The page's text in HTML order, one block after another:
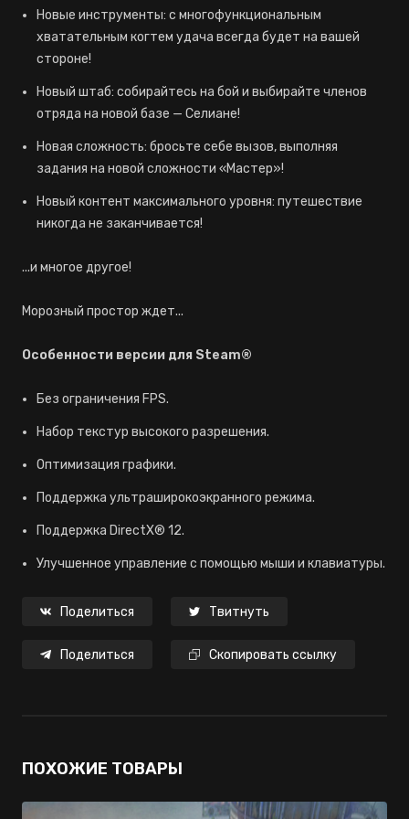
Новые инструменты: с многофункциональным
хватательным когтем удача всегда будет на вашей
стороне!
Новый штаб: собирайтесь на бой и выбирайте членов
отряда на новой базе — Селиане!
Новая сложность: бросьте себе вызов, выполняя
задания на новой сложности «Мастер»!
Новый контент максимального уровня: путешествие
никогда не заканчивается!
...и многое другое!
Морозный простор ждет...
Особенности версии для Steam®
Без ограничения FPS.
Набор текстур высокого разрешения.
Оптимизация графики.
Поддержка ультраширокоэкранного режима.
Поддержка DirectX® 12.
Улучшенное управление с помощью мыши и клавиатуры.
Поделиться Твитнуть
Поделиться Скопировать ссылку
ПОХОЖИЕ ТОВАРЫ